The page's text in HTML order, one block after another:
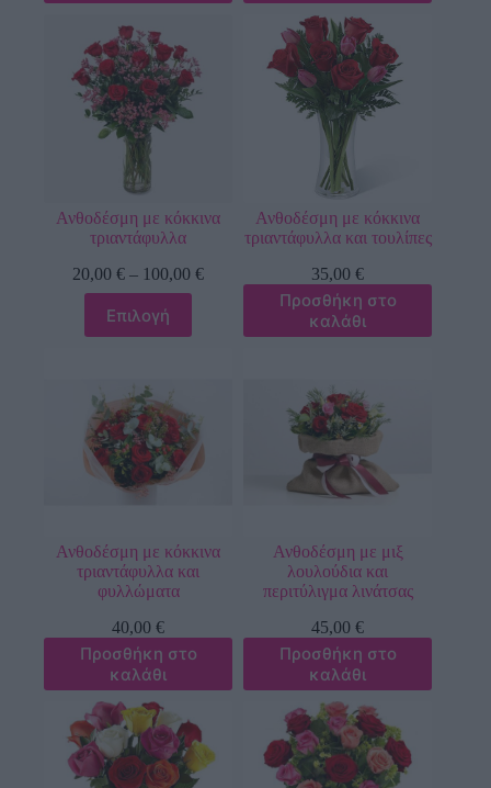
Ανθοδέσμη με κόκκινα
τριαντάφυλλα
20,00€ – 100,00€
Επιλογή
Ανθοδέσμη με κόκκινα
τριαντάφυλλα και τουλίπες
35,00€
Προσθήκη στο
καλάθι
Ανθοδέσμη με κόκκινα
τριαντάφυλλα και
φυλλώματα
40,00€
Προσθήκη στο
καλάθι
Ανθοδέσμη με μιξ
λουλούδια και
περιτύλιγμα λινάτσας
45,00€
Προσθήκη στο
καλάθι